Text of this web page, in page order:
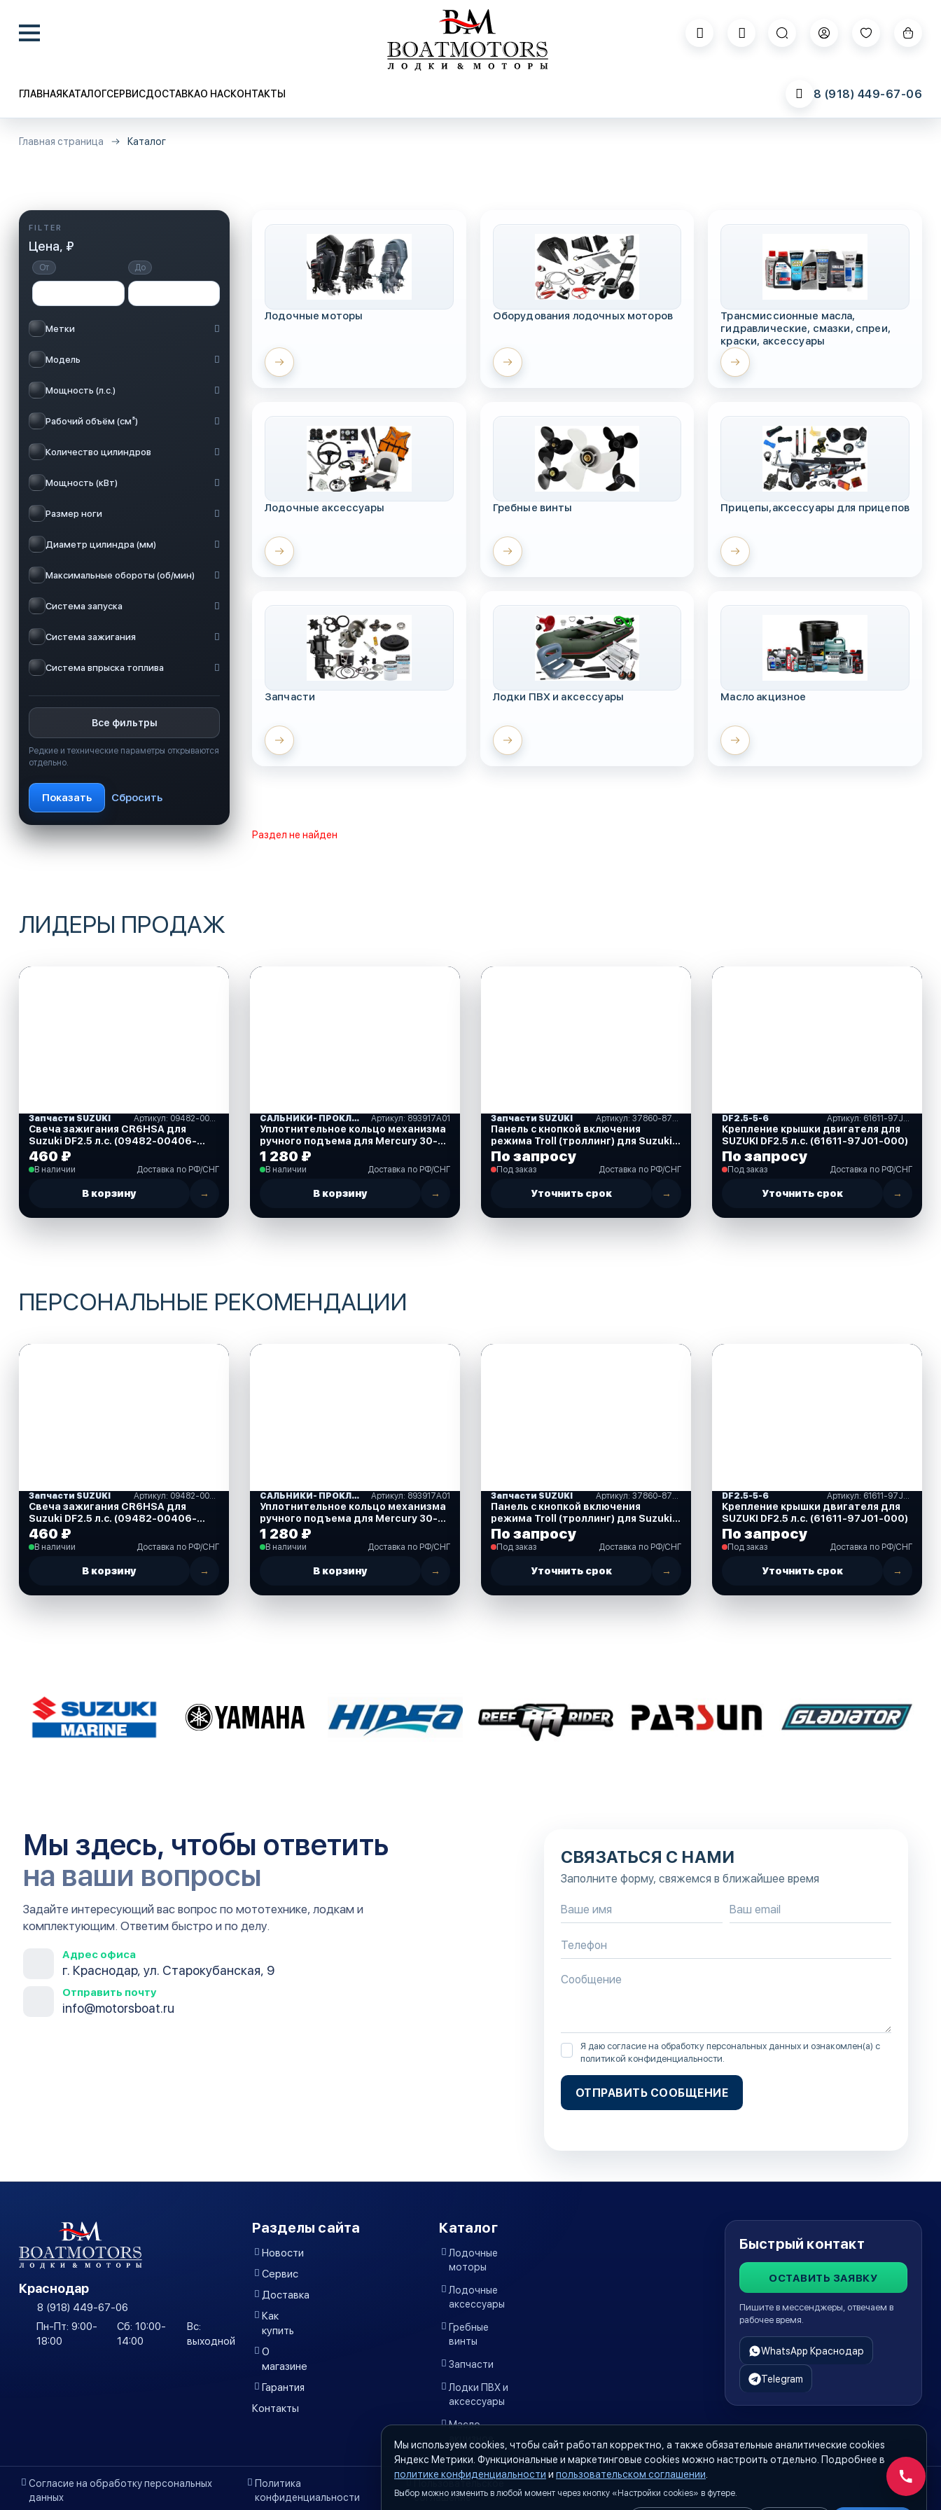
ГЛАВНАЯ КАТАЛОГСЕРВИСДОСТАВКАО НАСКОНТАКТЫ 8 (918) 449-67-06
Главная страница Каталог
Цена, ₽
От До
Метки
Модель
Мощность (л.с.)
Рабочий объём (см³)
Количество цилиндров
Мощность (кВт)
Размер ноги
Диаметр цилиндра (мм)
Максимальные обороты (об/мин)
Система запуска
Система зажигания
Система впрыска топлива
Все фильтры
Редкие и технические параметры открываются
отдельно.
Лодочные моторы Оборудования лодочных моторов
Трансмиссионные масла,
гидравлические, смазки, спреи,
краски, аксессуары
Лодочные аксессуары Гребные винты Прицепы,аксессуары для прицепов
Запчасти Лодки ПВХ и аксессуары Масло акцизное
Раздел не найден
ЛИДЕРЫ ПРОДАЖ
Запчасти SUZUKI Артикул: 09482-00406-000
Свеча зажигания CR6HSA для
Suzuki DF2.5 л.с. (09482-00406-
000)
460 ₽
В наличии Доставка по РФ/СНГ
В корзину →
САЛЬНИКИ- ПРОКЛАДКИ "MERCURY" (16) Артикул: 893917A01
Уплотнительное кольцо механизма
ручного подъема для Mercury 30-
40 л.с. (893917A01)
1 280 ₽
В наличии Доставка по РФ/СНГ
В корзину →
Запчасти SUZUKI Артикул: 37860-87L00-000
Панель с кнопкой включения
режима Troll (троллинг) для Suzuki
DF40-350 л.с. (37860-87L00-000)
По запросу
Под заказ Доставка по РФ/СНГ
Уточнить срок →
DF2.5-5-6 Артикул: 61611-97J01-000
Крепление крышки двигателя для
SUZUKI DF2.5 л.с. (61611-97J01-000)
По запросу
Под заказ Доставка по РФ/СНГ
Уточнить срок →
ПЕРСОНАЛЬНЫЕ РЕКОМЕНДАЦИИ
Запчасти SUZUKI Артикул: 09482-00406-000
Свеча зажигания CR6HSA для
Suzuki DF2.5 л.с. (09482-00406-
000)
460 ₽
В наличии Доставка по РФ/СНГ
В корзину →
САЛЬНИКИ- ПРОКЛАДКИ "MERCURY" (16) Артикул: 893917A01
Уплотнительное кольцо механизма
ручного подъема для Mercury 30-
40 л.с. (893917A01)
1 280 ₽
В наличии Доставка по РФ/СНГ
В корзину →
Запчасти SUZUKI Артикул: 37860-87L00-000
Панель с кнопкой включения
режима Troll (троллинг) для Suzuki
DF40-350 л.с. (37860-87L00-000)
По запросу
Под заказ Доставка по РФ/СНГ
Уточнить срок →
DF2.5-5-6 Артикул: 61611-97J01-000
Крепление крышки двигателя для
SUZUKI DF2.5 л.с. (61611-97J01-000)
По запросу
Под заказ Доставка по РФ/СНГ
Уточнить срок →
Мы здесь, чтобы ответить
на ваши вопросы
Задайте интересующий вас вопрос по мототехнике, лодкам и
комплектующим. Ответим быстро и по делу.
Адрес офиса
г. Краснодар, ул. Старокубанская, 9
Отправить почту
info@motorsboat.ru
СВЯЗАТЬСЯ С НАМИ
Заполните форму, свяжемся в ближайшее время
Я даю согласие на обработку персональных данных и ознакомлен(а) с
политикой конфиденциальности.
ОТПРАВИТЬ СООБЩЕНИЕ
Краснодар
8 (918) 449-67-06
Пн-Пт: 9:00-
18:00
Сб: 10:00-
14:00
Вс:
выходной
Разделы сайта
Новости
Сервис
Доставка
Как
купить
О
магазине
Гарантия
Контакты
Каталог
Лодочные
моторы
Лодочные
аксессуары
Гребные
винты
Запчасти
Лодки ПВХ и
аксессуары
Масло
акцизное
Быстрый контакт
ОСТАВИТЬ ЗАЯВКУ
Пишите в мессенджеры, отвечаем в
рабочее время.
WhatsApp Краснодар
Telegram
Согласие на обработку персональных
данных
Политика
конфиденциальности
Пользовательское
соглашение
Мы используем cookies, чтобы сайт работал корректно, а также обязательные аналитические cookies
Яндекс Метрики. Функциональные и маркетинговые cookies можно настроить отдельно. Подробнее в
политике конфиденциальности и пользовательском соглашении
Выбор можно изменить в любой момент через кнопку «Настройки cookies» в футере.